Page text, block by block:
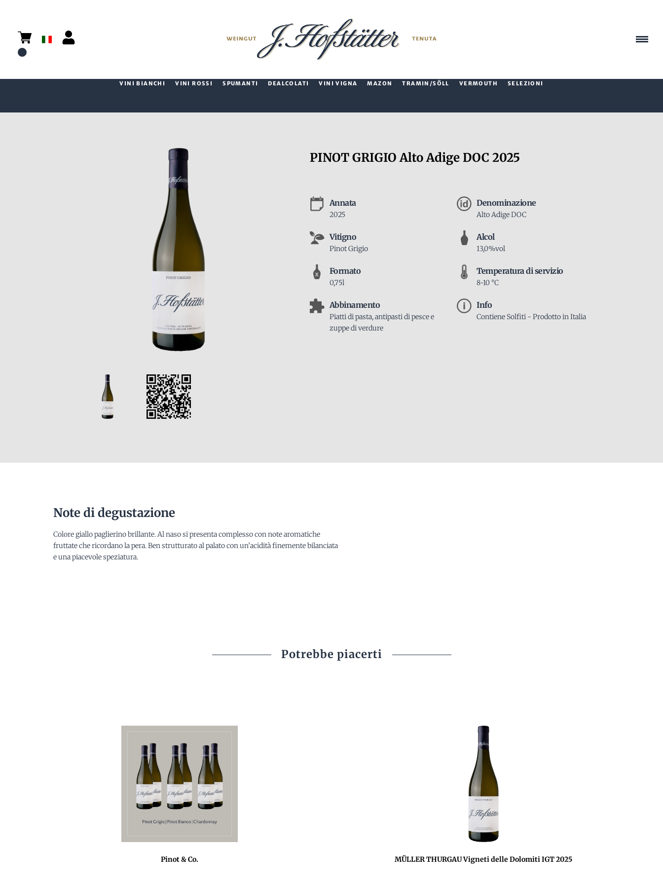
VINI BIANCHI VINI ROSSI SPUMANTI DEALCOLATI VINI VIGNA MAZON TRAMIN/SÖLL VERMOUTH SELEZIONI
PINOT GRIGIO Alto Adige DOC 2025
Annata
2025
Denominazione
Alto Adige DOC
Vitigno
Pinot Grigio
Alcol
13,0%vol
Formato
0,75l
Temperatura di servizio
8-10 °C
Abbinamento
Piatti di pasta, antipasti di pesce e
zuppe di verdure
Info
Contiene Solfiti - Prodotto in Italia
Note di degustazione
Colore giallo paglierino brillante. Al naso si presenta complesso con note aromatiche
fruttate che ricordano la pera. Ben strutturato al palato con un’acidità finemente bilanciata
e una piacevole speziatura.
Potrebbe piacerti
Pinot & Co. MÜLLER THURGAU Vigneti delle Dolomiti IGT 2025